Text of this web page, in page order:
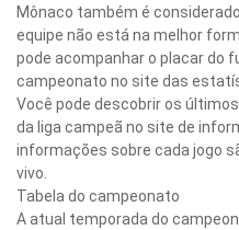
Mônaco também é
equipe não está na melhor
pode acompanhar o placar do
campeonato no site das
Você pode descobrir os
da liga campeã no site de
informações sobre cada jogo
vivo.
Tabela do campeonato
A atual temporada do